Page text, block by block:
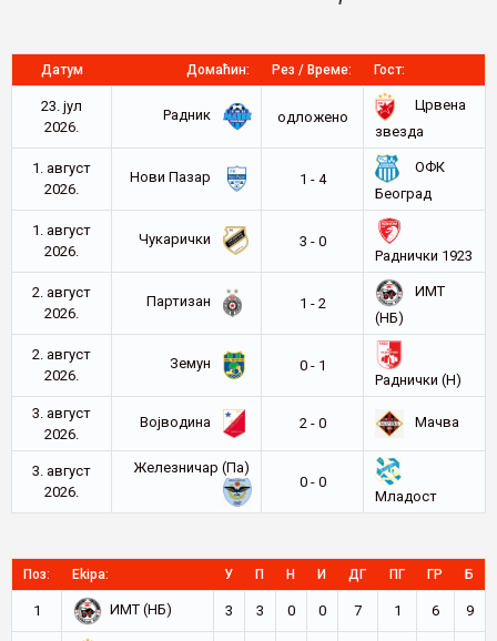
Датум Домаћин: Рез / Време: Гост:
23. јул
2026.
Радник oдложено
Црвена
звезда
1. август
2026.
Нови Пазар 1 - 4
ОФК
Београд
1. август
2026.
Чукарички
3 - 0
Раднички 1923
2. август
2026.
Партизан 1 - 2
ИМТ
(НБ)
2. август
2026.
Земун
0 - 1
Раднички (Н)
3. август
2026.
Војводина 2 - 0 Мачва
3. август
2026.
Железничар (Па)
0 - 0
Младост
Поз: Ekipa: У П Н И ДГ ПГ ГР Б
1 ИМТ (НБ) 3 3 0 0 7 1 6 9